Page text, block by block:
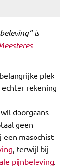
“ is
plek
echter rekening
wil doorgaans
geen
een masochist
, terwijl bij
pijnbeleving